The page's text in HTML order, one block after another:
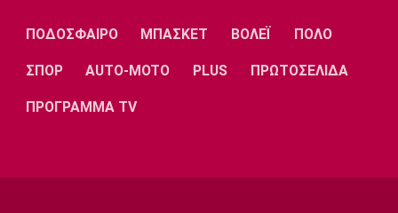
Συνελήφθη στη Γερμανία 31χρονος με
Ευρωπαϊκό ένταλμα για τρεις
13:50
13:40
ΠΟΔΟΣΦΑΙΡΟ ΜΠΑΣΚΕΤ ΒΟΛΕΪ ΠΟΛΟ
ΣΠΟΡ AUTO-MOTO PLUS ΠΡΩΤΟΣΕΛΙΔΑ
ΠΡΟΓΡΑΜΜΑ TV